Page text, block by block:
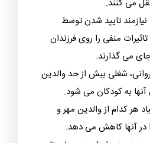
کودکی والدینشان آنها را ترک
بدرفتاری شده با فرزندان
دارند.
از مشکلات روانی رنج
دارند قطعا این رفتار را
می کنند.
تایید شدن توسط
منفی را روی فرزندان